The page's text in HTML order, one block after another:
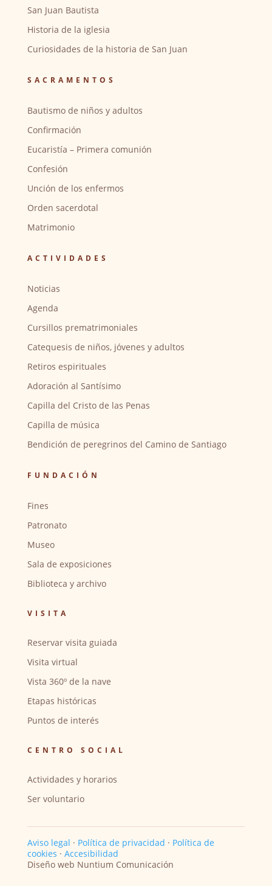
San Juan Bautista
Historia de la iglesia
Curiosidades de la historia de San Juan
SACRAMENTOS
Bautismo de niños y adultos
Confirmación
Eucaristía – Primera comunión
Confesión
Unción de los enfermos
Orden sacerdotal
Matrimonio
ACTIVIDADES
Noticias
Agenda
Cursillos prematrimoniales
Catequesis de niños, jóvenes y adultos
Retiros espirituales
Adoración al Santísimo
Capilla del Cristo de las Penas
Capilla de música
Bendición de peregrinos del Camino de Santiago
FUNDACIÓN
Fines
Patronato
Museo
Sala de exposiciones
Biblioteca y archivo
VISITA
Reservar visita guiada
Visita virtual
Vista 360º de la nave
Etapas históricas
Puntos de interés
CENTRO SOCIAL
Actividades y horarios
Ser voluntario
Aviso legal · Política de privacidad · Política de
cookies · Accesibilidad
Diseño web Nuntium Comunicación